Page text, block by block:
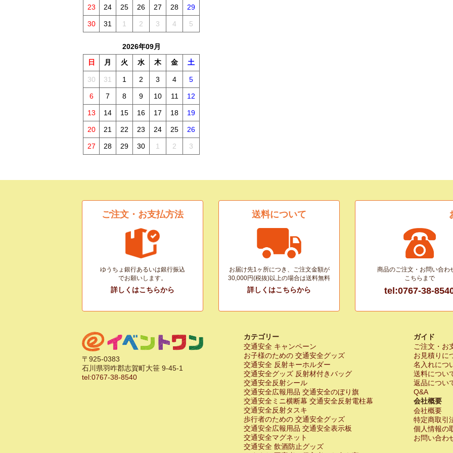
23 24 25 26 27 28 29
30 31 1 2 3 4 5
2026年09月
日
月 火 水 木 金 土
30 31 1 2 3 4 5
6 7 8 9 10 11 12
13 14 15 16 17 18 19
20 21 22 23 24 25 26
27 28 29 30 1 2 3
ご注文・お支払方法
ゆうちょ銀行あるいは銀行振込
でお願いします。
詳しくはこちらから
送料について
お届け先1ヶ所につき、ご注文金額が
30,000円(税抜)以上の場合は送料無料
詳しくはこちらから
商品のご注文・お問い合わ
こちらまで
tel:0767-38-
〒925-0383
石川県羽咋郡志賀町大笹 9-45-1
tel:0767-38-8540
カテゴリー
交通安全 キャンペーン
お子様のための 交通安全グッズ
交通安全 反射キーホルダー
交通安全グッズ 反射材付きバッグ
交通安全反射シール
交通安全広報用品 交通安全のぼり旗
交通安全ミニ横断幕 交通安全反射電柱幕
交通安全反射タスキ
歩行者のための 交通安全グッズ
交通安全広報用品 交通安全表示板
交通安全マグネット
交通安全 飲酒防止グッズ
ガイド
ご注文・お
お見積りに
名入れにつ
送料につい
返品につい
Q&A
会社概要
会社概要
特定商取引
個人情報の
お問い合わ